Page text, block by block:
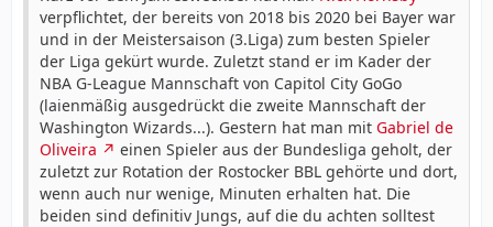
verpflichtet, der bereits von 2018 bis 2020 bei Bayer war
und in der Meistersaison (3.Liga) zum besten Spieler
der Liga gekürt wurde. Zuletzt stand er im Kader der
NBA G-League Mannschaft von Capitol City GoGo
(laienmäßig ausgedrückt die zweite Mannschaft der
Washington Wizards...). Gestern hat man mit Gabriel de
Oliveira
einen Spieler aus der Bundesliga geholt, der
zuletzt zur Rotation der Rostocker BBL gehörte und dort,
wenn auch nur wenige, Minuten erhalten hat. Die
beiden sind definitiv Jungs, auf die du achten solltest